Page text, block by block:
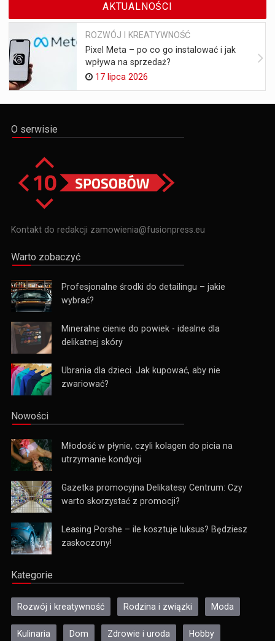
AKTUALNOŚCI
ROZWÓJ I KREATYWNOŚĆ
Pixel Meta – po co go instalować i jak
wpływa na sprzedaż?
17 lipca 2026
O serwisie
Kontakt do redakcji zamowienia@fusionpress.eu
Warto zobaczyć
Profesjonalne środki do detailingu – jakie
wybrać?
Mineralne cienie do powiek - idealne dla
delikatnej skóry
Ubrania dla dzieci. Jak kupować, aby nie
zwariować?
Nowości
Młodość w płynie, czyli kolagen do picia na
utrzymanie kondycji
Gazetka promocyjna Delikatesy Centrum: Czy
warto skorzystać z promocji?
Leasing Porshe – ile kosztuje luksus? Będziesz
zaskoczony!
Kategorie
Rozwój i kreatywność Rodzina i związki Moda
Kulinaria Dom Zdrowie i uroda Hobby